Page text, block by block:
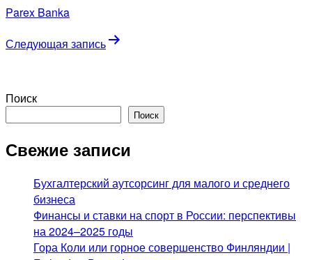
по
Parex Banka
Следующая запись
Поиск
Поиск
Свежие записи
Бухгалтерский аутсорсинг для малого и среднего
бизнеса
Финансы и ставки на спорт в России: перспективы
на 2024–2025 годы
Гора Коли или горное совершенство Финляндии |